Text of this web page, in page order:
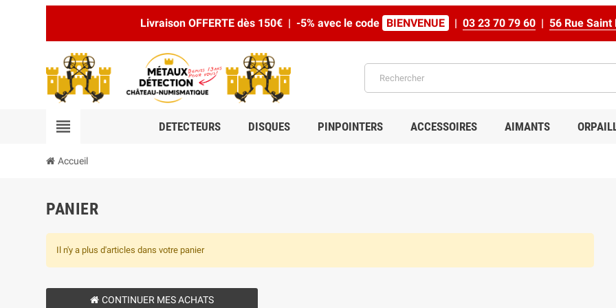
Livraison OFFERTE dès 150€ | -5% avec le code BIENVENUE | 03 23 70 79 60| 56 Rue Saint
view_headline DETECTEURS DISQUES PINPOINTERS ACCESSOIRES AIMANTS
Accueil
PANIER
Il n'y a plus d'articles dans votre panier
CONTINUER MES ACHATS